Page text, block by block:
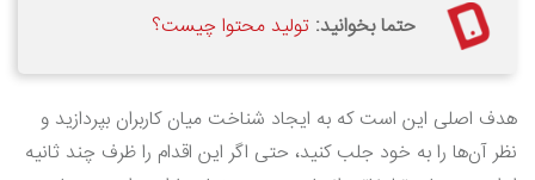
حتما بخوانید: تولید محتوا چیست؟
هدف اصلی این است که به ایجاد شناخت میان کاربران بپردازید و
نظر آن‌ها را به خود جلب کنید، حتی اگر این اقدام را ظرف چند ثانیه